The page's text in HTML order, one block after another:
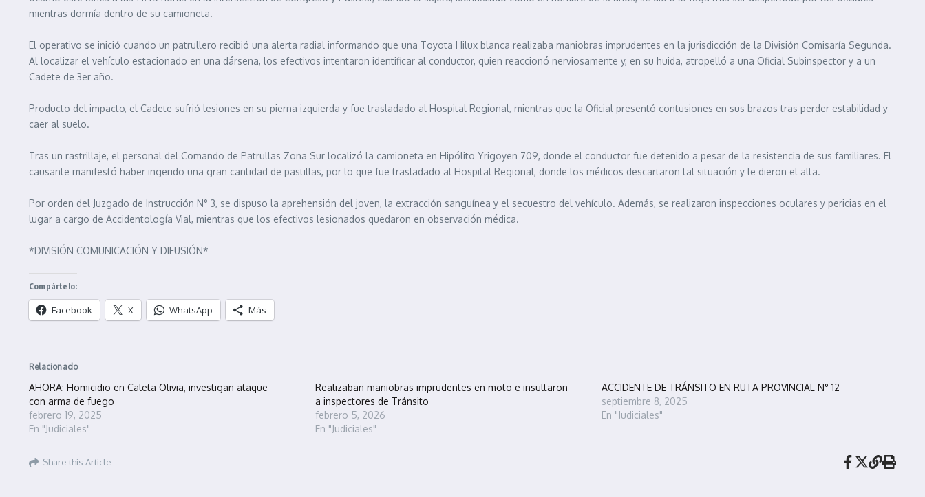
mientras dormía dentro de su camioneta.
El operativo se inició cuando un patrullero recibió una alerta radial informando que una Toyota Hilux blanca realizaba maniobras imprudentes en la jurisdicción de la División Comisaría Segunda.
Al localizar el vehículo estacionado en una dársena, los efectivos intentaron identificar al conductor, quien reaccionó nerviosamente y, en su huida, atropelló a una Oficial Subinspector y a un
Cadete de 3er año.
Producto del impacto, el Cadete sufrió lesiones en su pierna izquierda y fue trasladado al Hospital Regional, mientras que la Oficial presentó contusiones en sus brazos tras perder estabilidad y
caer al suelo.
Tras un rastrillaje, el personal del Comando de Patrullas Zona Sur localizó la camioneta en Hipólito Yrigoyen 709, donde el conductor fue detenido a pesar de la resistencia de sus familiares. El
causante manifestó haber ingerido una gran cantidad de pastillas, por lo que fue trasladado al Hospital Regional, donde los médicos descartaron tal situación y le dieron el alta.
Por orden del Juzgado de Instrucción N° 3, se dispuso la aprehensión del joven, la extracción sanguínea y el secuestro del vehículo. Además, se realizaron inspecciones oculares y pericias en el
lugar a cargo de Accidentología Vial, mientras que los efectivos lesionados quedaron en observación médica.
*DIVISIÓN COMUNICACIÓN Y DIFUSIÓN*
Compártelo:
Facebook X WhatsApp Más
Relacionado
AHORA: Homicidio en Caleta Olivia, investigan ataque
con arma de fuego
febrero 19, 2025
En "Judiciales"
Realizaban maniobras imprudentes en moto e insultaron
a inspectores de Tránsito
febrero 5, 2026
En "Judiciales"
ACCIDENTE DE TRÁNSITO EN RUTA PROVINCIAL N° 12
septiembre 8, 2025
En "Judiciales"
Share this Article